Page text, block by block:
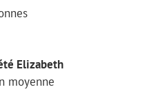
Elizabeth
moyenne